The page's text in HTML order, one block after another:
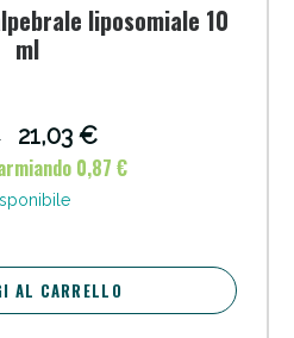
liposomiale 10
ml
21,03 €
0,87 €
AL CARRELLO